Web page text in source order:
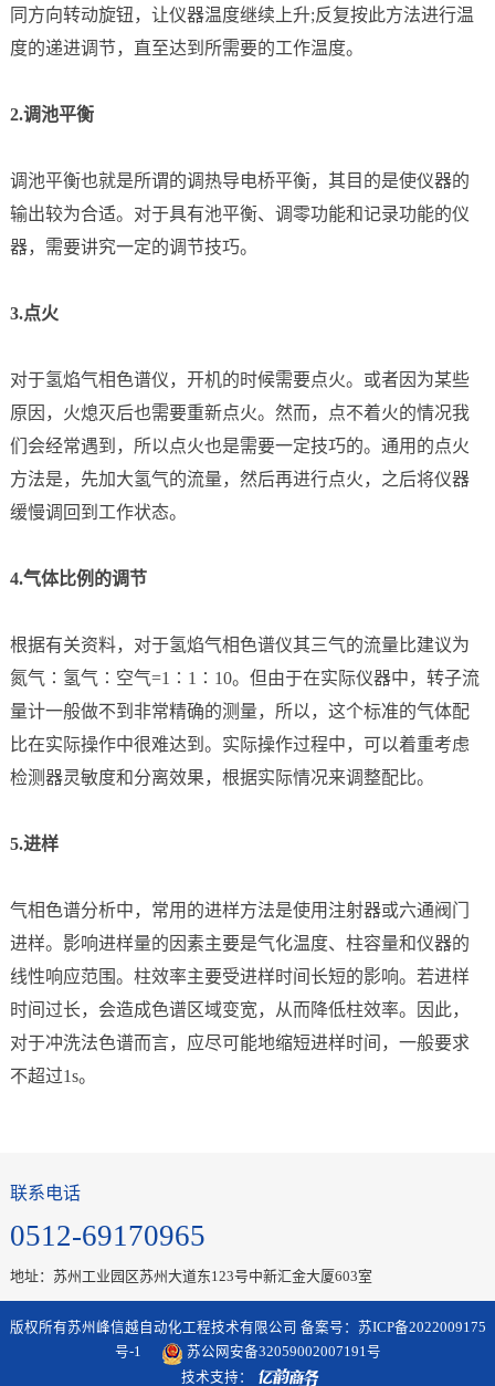
同方向转动旋钮，让仪器温度继续上升;反复按此方法进行温
度的递进调节，直至达到所需要的工作温度。
2.调池平衡
调池平衡也就是所谓的调热导电桥平衡，其目的是使仪器的
输出较为合适。对于具有池平衡、调零功能和记录功能的仪
器，需要讲究一定的调节技巧。
3.点火
对于氢焰气相色谱仪，开机的时候需要点火。或者因为某些
原因，火熄灭后也需要重新点火。然而，点不着火的情况我
们会经常遇到，所以点火也是需要一定技巧的。通用的点火
方法是，先加大氢气的流量，然后再进行点火，之后将仪器
缓慢调回到工作状态。
4.气体比例的调节
根据有关资料，对于氢焰气相色谱仪其三气的流量比建议为
氮气∶氢气∶空气=1∶1∶10。但由于在实际仪器中，转子流
量计一般做不到非常精确的测量，所以，这个标准的气体配
比在实际操作中很难达到。实际操作过程中，可以着重考虑
检测器灵敏度和分离效果，根据实际情况来调整配比。
5.进样
气相色谱分析中，常用的进样方法是使用注射器或六通阀门
进样。影响进样量的因素主要是气化温度、柱容量和仪器的
线性响应范围。柱效率主要受进样时间长短的影响。若进样
时间过长，会造成色谱区域变宽，从而降低柱效率。因此，
对于冲洗法色谱而言，应尽可能地缩短进样时间，一般要求
不超过1s。
联系电话
0512-69170965
地址：苏州工业园区苏州大道东123号中新汇金大厦603室
版权所有苏州峰信越自动化工程技术有限公司 备案号：
苏ICP备2022009175
号-1
苏公网安备32059002007191号
技术支持：